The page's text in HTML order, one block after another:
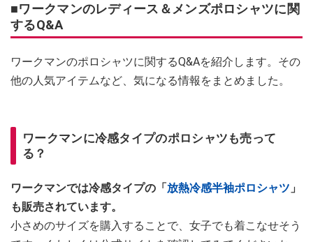
■ワークマンのレディース＆メンズポロシャツに関
するQ&A
ワークマンのポロシャツに関するQ&Aを紹介します。その
他の人気アイテムなど、気になる情報をまとめました。
ワークマンに冷感タイプのポロシャツも売って
る？
ワークマンでは冷感タイプの「放熱冷感半袖ポロシャツ 」
も販売されています。
小さめのサイズを購入することで、女子でも着こなせそう